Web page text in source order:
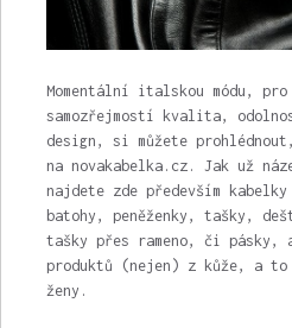
Momentální italskou módu,
samozřejmostí kvalita,
design, si můžete
na novakabelka.cz. Jak už
najdete zde především
kabelky
batohy, peněženky, tašky,
tašky přes rameno, či pásky,
produktů (nejen) z kůže, a
ženy.